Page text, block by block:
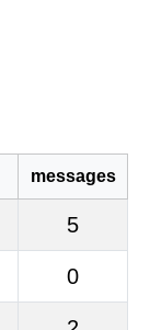
messages
5
0